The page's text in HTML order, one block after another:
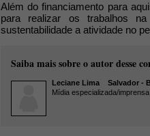
Além do financiamento para
para realizar os trabalhos
sustentabilidade a atividade no
Saiba mais sobre o autor desse
Leciane Lima Salvador -
Mídia especializada/imprensa